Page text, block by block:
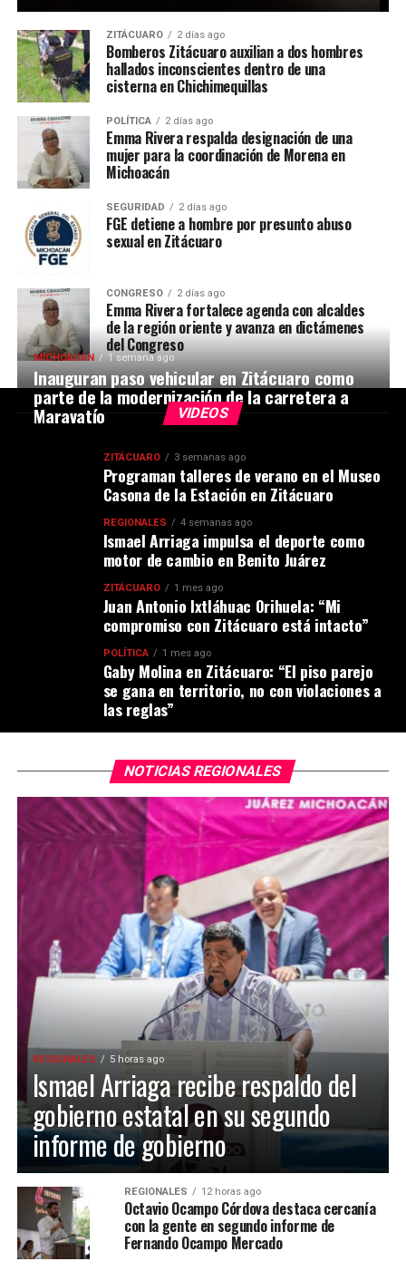
ZITÁCUARO 2 días ago
Bomberos Zitácuaro auxilian a dos hombres
hallados inconscientes dentro de una
cisterna en Chichimequillas
POLÍTICA 2 días ago
Emma Rivera respalda designación de una
mujer para la coordinación de Morena en
Michoacán
SEGURIDAD 2 días ago
FGE detiene a hombre por presunto abuso
sexual en Zitácuaro
CONGRESO 2 días ago
Emma Rivera fortalece agenda con alcaldes
de la región oriente y avanza en dictámenes
del Congreso
VIDEOS
MICHOACÁN 1 semana ago
Inauguran paso vehicular en Zitácuaro como
parte de la modernización de la carretera a
Maravatío
ZITÁCUARO 3 semanas ago
Programan talleres de verano en el Museo
Casona de la Estación en Zitácuaro
REGIONALES 4 semanas ago
Ismael Arriaga impulsa el deporte como
motor de cambio en Benito Juárez
ZITÁCUARO 1 mes ago
Juan Antonio Ixtláhuac Orihuela: “Mi
compromiso con Zitácuaro está intacto”
POLÍTICA 1 mes ago
Gaby Molina en Zitácuaro: “El piso parejo
se gana en territorio, no con violaciones a
las reglas”
NOTICIAS REGIONALES
REGIONALES 5 horas ago
Ismael Arriaga recibe respaldo del
gobierno estatal en su segundo
informe de gobierno
REGIONALES 12 horas ago
Octavio Ocampo Córdova destaca cercanía
con la gente en segundo informe de
Fernando Ocampo Mercado